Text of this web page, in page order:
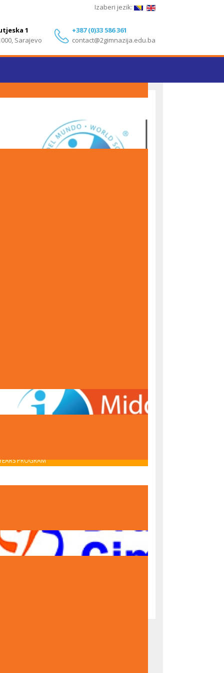
+387 (0)33 586 361
contact@2gimnazija.edu.ba
1
Sarajevo
Izaberi jezik:
PROGRAM